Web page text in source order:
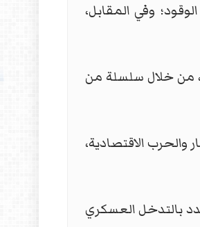
وفي المقابل،
من خلال سلسلة من
والحرب الاقتصادية،
بالتدخل العسكري